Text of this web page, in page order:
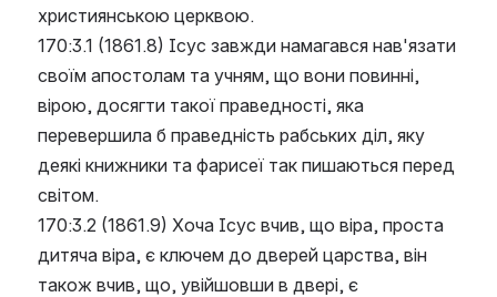
християнською церквою.
170:3.1 (1861.8) Ісус завжди намагався нав'язати
своїм апостолам та учням, що вони повинні,
вірою, досягти такої праведності, яка
перевершила б праведність рабських діл, яку
деякі книжники та фарисеї так пишаються перед
світом.
170:3.2 (1861.9) Хоча Ісус вчив, що віра, проста
дитяча віра, є ключем до дверей царства, він
також вчив, що, увійшовши в двері, є